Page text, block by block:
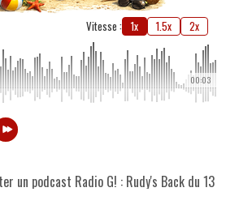
Vitesse : 1x 1.5x 2x
00:03
un podcast Radio G! : Rudy's Back du 13